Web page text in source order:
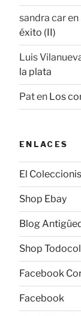
sandra caren
éxito (II)
Luis
la plata
Paten Los
ENLACES
El
Shop Ebay
Blog
Shop
Facebook
Facebook